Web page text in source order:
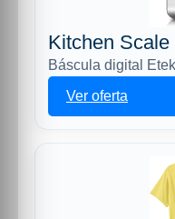
Kitchen Scale
Báscula digital
Ver oferta